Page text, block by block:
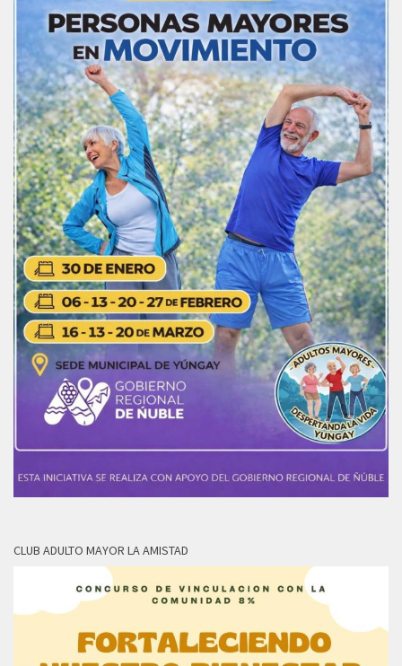
CLUB ADULTO MAYOR LA AMISTAD